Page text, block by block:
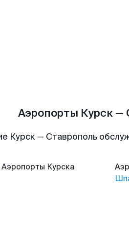
Аэропорты Курск —
Курск — Ставрополь
Аэропорты Курска